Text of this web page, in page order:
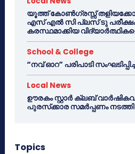
യൂത്ത് കോൺഗ്രസ്സ്
എസ് എൽ സി പ്ലസ് ടു
കരസ്ഥമാക്കിയ
School & College
“നവ് ഓറ” പരിപാടി
Local News
ഊരകം സ്റ്റാർ ക്ലബ്
പുരസ്‌ക്കാര സമർപ്പണം നടത്തി
Topics